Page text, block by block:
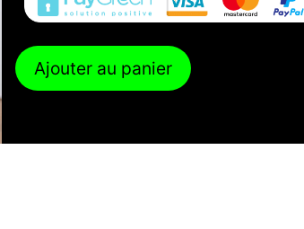
Ajouter au panier